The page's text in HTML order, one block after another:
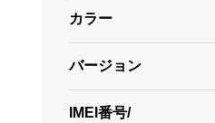
カラー
バージョン
IMEI番号/